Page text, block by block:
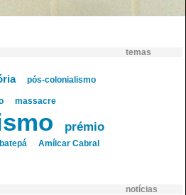
temas
pós-colonialismo
massacre
prémio
Amílcar Cabral
notícias